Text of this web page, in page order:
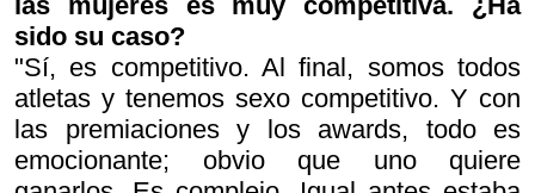
sido su caso?
"Sí, es competitivo. Al final, somos todos
atletas y tenemos sexo competitivo. Y con
las premiaciones y los awards, todo es
emocionante; obvio que uno quiere